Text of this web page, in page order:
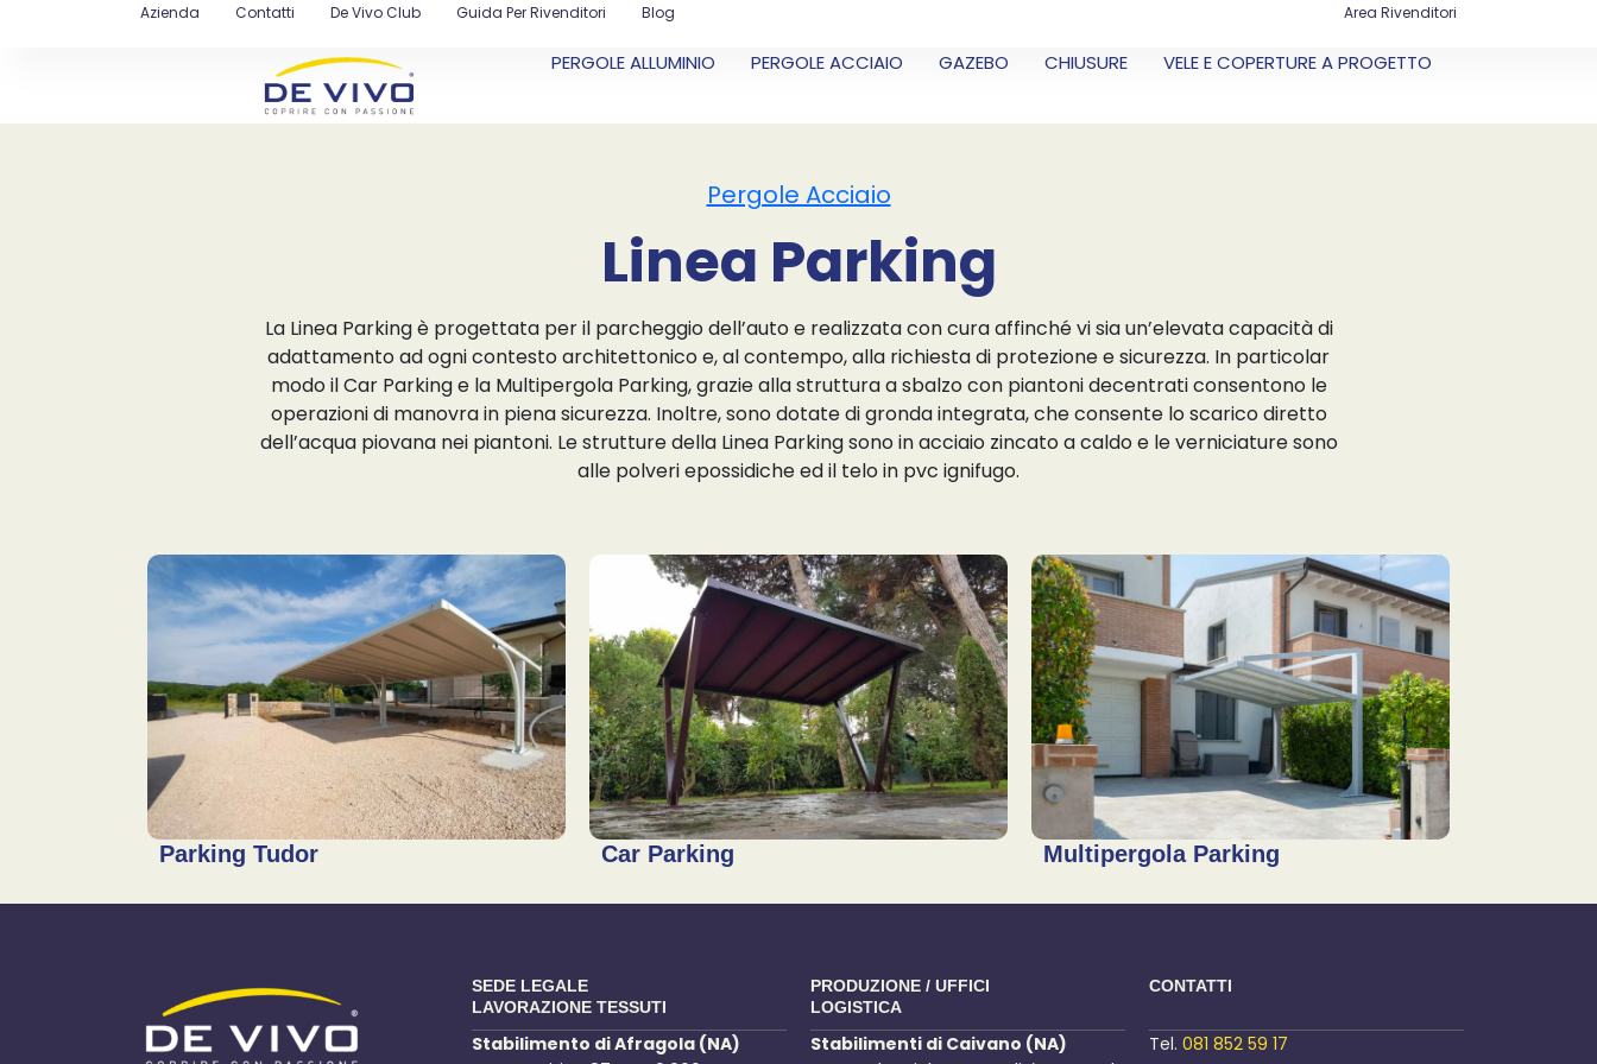
Azienda Contatti De Vivo Club Guida Per Rivenditori Blog Area Rivenditori
PERGOLE ALLUMINIO PERGOLE ACCIAIO GAZEBO CHIUSURE VELE E COPERTURE A PROGETTO
Pergole Acciaio
Linea Parking
La Linea Parking è progettata per il parcheggio dell’auto e realizzata con cura affinché vi sia un’elevata capacità di
adattamento ad ogni contesto architettonico e, al contempo, alla richiesta di protezione e sicurezza. In particolar
modo il Car Parking e la Multipergola Parking, grazie alla struttura a sbalzo con piantoni decentrati consentono le
operazioni di manovra in piena sicurezza. Inoltre, sono dotate di gronda integrata, che consente lo scarico diretto
dell’acqua piovana nei piantoni. Le strutture della Linea Parking sono in acciaio zincato a caldo e le verniciature sono
alle polveri epossidiche ed il telo in pvc ignifugo.
Parking Tudor Car Parking Multipergola Parking
SEDE LEGALE
LAVORAZIONE TESSUTI
Stabilimento di Afragola (NA)
PRODUZIONE / UFFICI
LOGISTICA
Stabilimenti di Caivano (NA)
CONTATTI
Tel. 081 852 59 17